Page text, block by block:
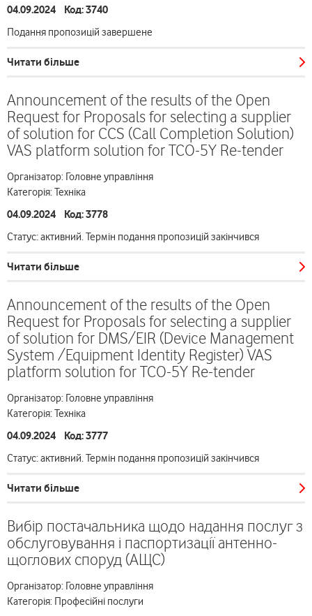
04.09.2024 Код: 3740
Подання пропозицій завершене
Читати більше
Announcement of the results of the Open
Request for Proposals for selecting a supplier
of solution for CCS (Call Completion Solution)
VAS platform solution for TCO-5Y Re-tender
Організатор: Головне управління
Категорія: Техніка
04.09.2024 Код: 3778
Статус: активний. Термін подання пропозицій закінчився
Читати більше
Announcement of the results of the Open
Request for Proposals for selecting a supplier
of solution for DMS/EIR (Device Management
System /Equipment Identity Register) VAS
platform solution for TCO-5Y Re-tender
Організатор: Головне управління
Категорія: Техніка
04.09.2024 Код: 3777
Статус: активний. Термін подання пропозицій закінчився
Читати більше
Вибір постачальника щодо надання послуг з
обслуговування і паспортизації антенно-
щоглових споруд (АЩС)
Організатор: Головне управління
Категорія: Професійні послуги